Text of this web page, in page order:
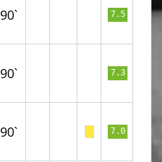
90` 7.5
90` 7.3
90` 7.0